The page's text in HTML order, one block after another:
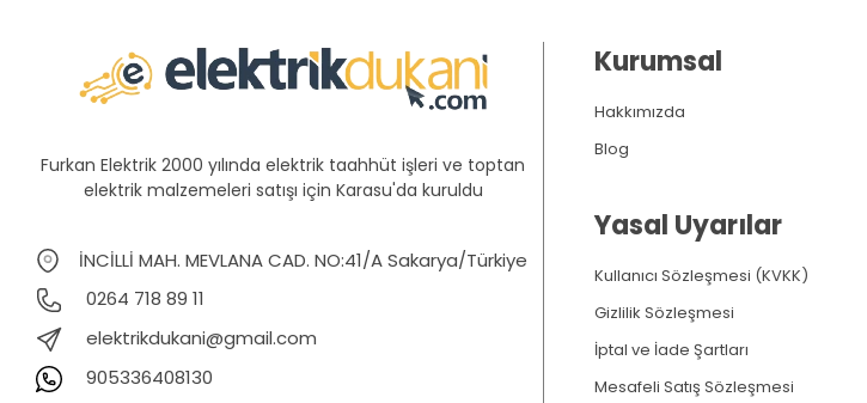
Furkan Elektrik 2000 yılında elektrik taahhüt işleri ve toptan
elektrik malzemeleri satışı için Karasu'da kuruldu
İNCİLLİ MAH. MEVLANA CAD. NO:41/A Sakarya/Türkiye
0264 718 89 11
elektrikdukani@gmail.com
905336408130
Kurumsal
Hakkımızda
Blog
Yasal Uyarılar
Kullanıcı Sözleşmesi (KVKK)
Gizlilik Sözleşmesi
İptal ve İade Şartları
Mesafeli Satış Sözleşmesi